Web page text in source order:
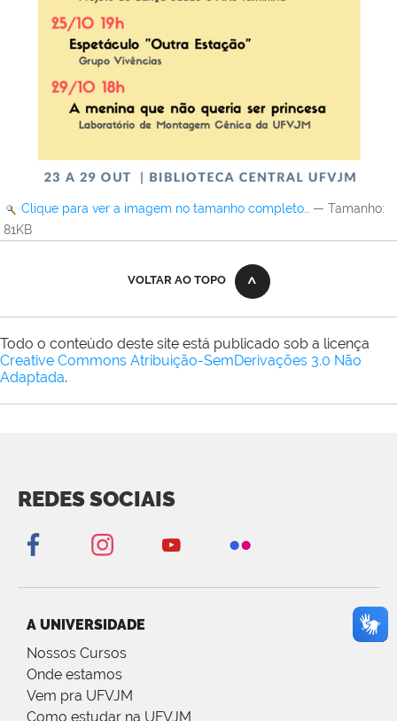
Clique para ver a imagem no tamanho completo… — Tamanho:
81KB
VOLTAR AO TOPO
Todo o conteúdo deste site está publicado sob a licença
Creative Commons Atribuição-SemDerivações 3.0 Não
Adaptada.
REDES SOCIAIS
A UNIVERSIDADE
Nossos Cursos
Onde estamos
Vem pra UFVJM
Como estudar na UFVJM